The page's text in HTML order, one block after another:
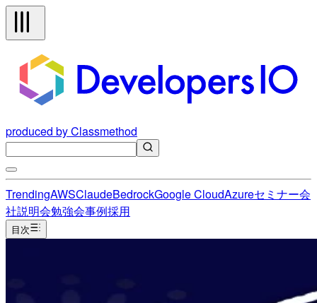
produced by Classmethod
TrendingAWSClaudeBedrockGoogle CloudAzureセミナー会
社説明会勉強会事例採用
目次